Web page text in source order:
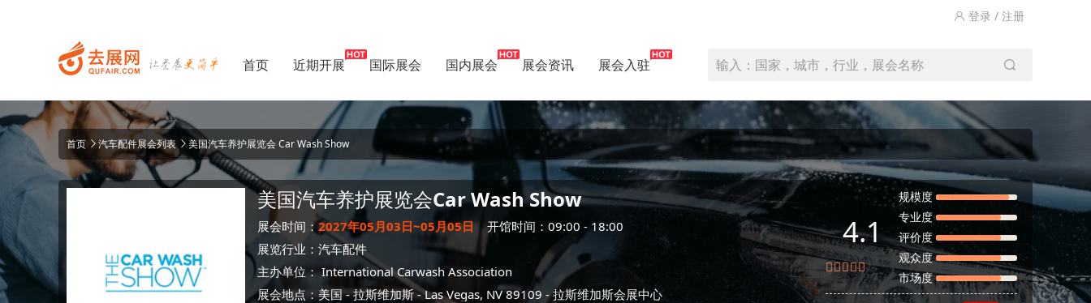
登录 / 注册
首页 近期开展 国际展会 国内展会 展会资讯 展会入驻 输入：国家，城市，行业，展会名称
首页 汽车配件展会列表 美国汽车养护展览会 Car Wash Show
美国汽车养护展览会Car Wash Show
展会时间：2027年05月03日~05月05日
开馆时间：09:00 - 18:00
展览行业： 汽车配件
主办单位：International Carwash Association
展会地点： 美国-拉斯维加斯- Las Vegas, NV 89109 -拉斯维加斯会展中心
4.1
规模度
专业度
评价度
观众度
市场度